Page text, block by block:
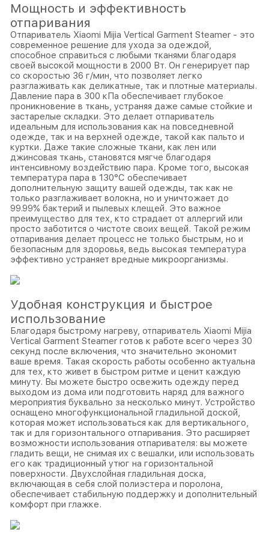
Мощность и эффективность
отпаривания
Отпариватель Xiaomi Mijia Vertical Garment Steamer - это
современное решение для ухода за одеждой,
способное справиться с любыми тканями благодаря
своей высокой мощности в 2000 Вт. Он генерирует пар
со скоростью 36 г/мин, что позволяет легко
разглаживать как деликатные, так и плотные материалы.
Давление пара в 300 кПа обеспечивает глубокое
проникновение в ткань, устраняя даже самые стойкие и
застарелые складки. Это делает отпариватель
идеальным для использования как на повседневной
одежде, так и на верхней одежде, такой как пальто и
куртки. Даже такие сложные ткани, как лен или
джинсовая ткань, становятся мягче благодаря
интенсивному воздействию пара. Кроме того, высокая
температура пара в 130°C обеспечивает
дополнительную защиту вашей одежды, так как не
только разглаживает волокна, но и уничтожает до
99.99% бактерий и пылевых клещей. Это важное
преимущество для тех, кто страдает от аллергий или
просто заботится о чистоте своих вещей. Такой режим
отпаривания делает процесс не только быстрым, но и
безопасным для здоровья, ведь высокая температура
эффективно устраняет вредные микроорганизмы.
Удобная конструкция и быстрое
использование
Благодаря быстрому нагреву, отпариватель Xiaomi Mijia
Vertical Garment Steamer готов к работе всего через 30
секунд после включения, что значительно экономит
ваше время. Такая скорость работы особенно актуальна
для тех, кто живет в быстром ритме и ценит каждую
минуту. Вы можете быстро освежить одежду перед
выходом из дома или подготовить наряд для важного
мероприятия буквально за несколько минут. Устройство
оснащено многофункциональной гладильной доской,
которая может использоваться как для вертикального,
так и для горизонтального отпаривания. Это расширяет
возможности использования отпаривателя: вы можете
гладить вещи, не снимая их с вешалки, или использовать
его как традиционный утюг на горизонтальной
поверхности. Двухслойная гладильная доска,
включающая в себя слой полиэстера и поролона,
обеспечивает стабильную поддержку и дополнительный
комфорт при глажке.